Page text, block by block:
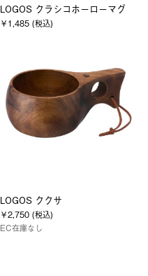
LOGOS クラシコホーローマグ
￥1,485 (税込)
LOGOS ククサ
￥2,750 (税込)
EC在庫なし